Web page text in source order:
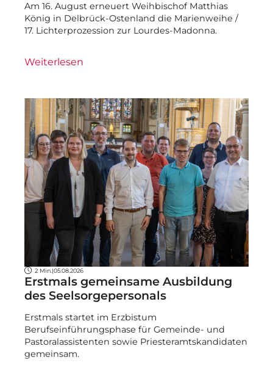
Am 16. August erneuert Weihbischof Matthias
König in Delbrück-Ostenland die Marienweihe /
17. Lichterprozession zur Lourdes-Madonna.
Weiterlesen
2 Min. |05.08.2026
Erstmals gemeinsame Ausbildung
des Seelsorgepersonals
Erstmals startet im Erzbistum
Berufseinführungsphase für Gemeinde- und
Pastoralassistenten sowie Priesteramtskandidaten
gemeinsam.